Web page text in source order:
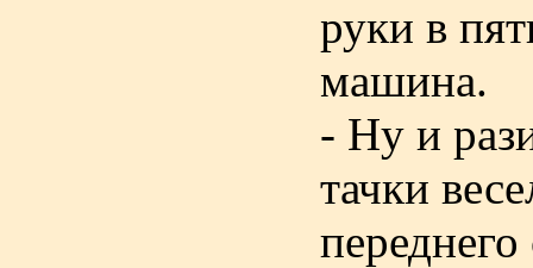
руки в
машина.
- Ну и
тачки